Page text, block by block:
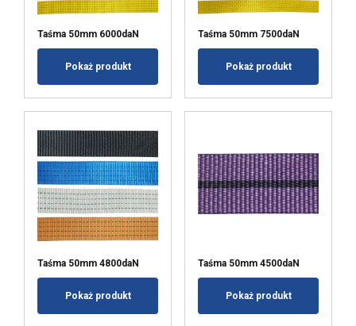
Taśma 50mm 6000daN
Pokaż produkt
Taśma 50mm 7500daN
Pokaż produkt
Taśma 50mm 4800daN
Pokaż produkt
Taśma 50mm 4500daN
Pokaż produkt
Targetowanie Funkcjonalność
AKCEPTUJ WSZYSTKIE
ODRZUĆ WSZYSTKIE